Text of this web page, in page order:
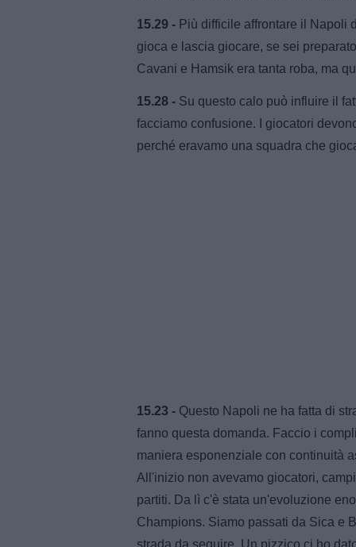
15.29 - Più difficile affrontare il Napoli
gioca e lascia giocare, se sei
Cavani e Hamsik era tanta roba, ma
15.28 - Su questo calo può influire il
facciamo confusione. I giocatori
perché eravamo una squadra che
15.23 - Questo Napoli ne ha fatta di
fanno questa domanda. Faccio i
maniera esponenziale con continuità
All'inizio non avevamo giocatori,
partiti. Da lì c'è stata un'evoluzione
Champions. Siamo passati da Sica e
strada da seguire. Un pizzico ci ho